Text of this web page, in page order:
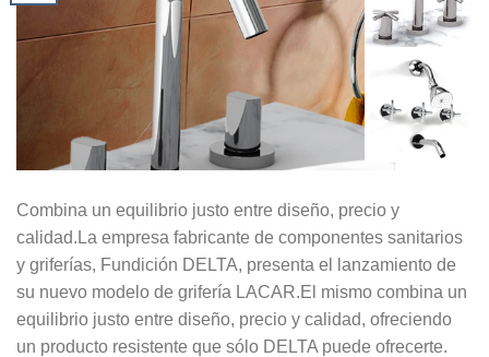
Combina un equilibrio justo entre diseño, precio y
calidad.La empresa fabricante de componentes sanitarios
y griferías, Fundición DELTA, presenta el lanzamiento de
su nuevo modelo de grifería LACAR.El mismo combina un
equilibrio justo entre diseño, precio y calidad, ofreciendo
un producto resistente que sólo DELTA puede ofrecerte.